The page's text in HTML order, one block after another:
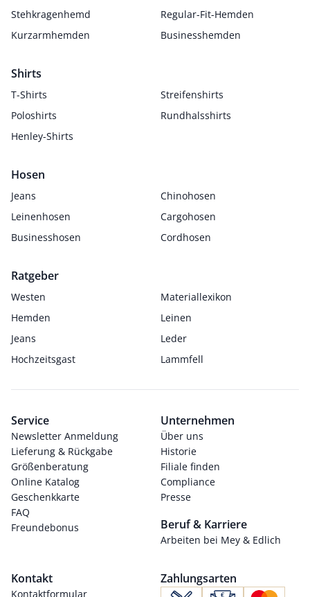
Stehkragenhemd
Regular-Fit-Hemden
Kurzarmhemden
Businesshemden
Shirts
T-Shirts
Streifenshirts
Poloshirts
Rundhalsshirts
Henley-Shirts
Hosen
Jeans
Chinohosen
Leinenhosen
Cargohosen
Businesshosen
Cordhosen
Ratgeber
Westen
Materiallexikon
Hemden
Leinen
Jeans
Leder
Hochzeitsgast
Lammfell
Service
Newsletter Anmeldung
Lieferung & Rückgabe
Größenberatung
Online Katalog
Geschenkkarte
FAQ
Freundebonus
Unternehmen
Über uns
Historie
Filiale finden
Compliance
Presse
Beruf & Karriere
Arbeiten bei Mey & Edlich
Kontakt
Kontaktformular
Zahlungsarten